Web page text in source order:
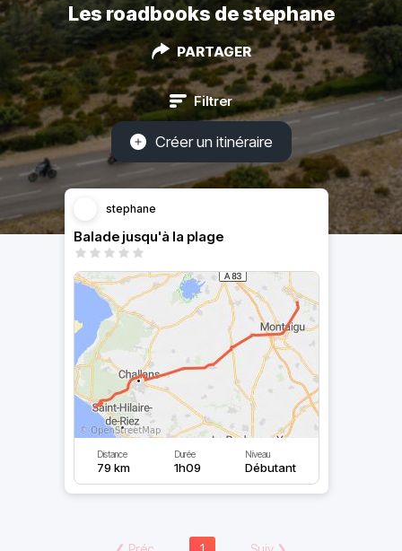
Les roadbooks de stephane
PARTAGER
Filtrer
Créer un itinéraire
stephane
Balade jusqu'à la plage
Distance
79 km
Durée
1h09
Niveau
Débutant